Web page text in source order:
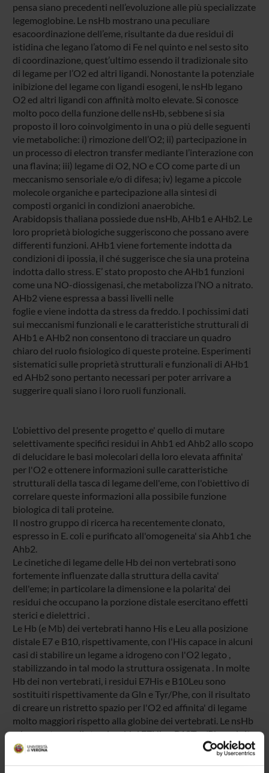
pensa siano precedenti nell’evoluzione alle più specializzate
legemoglobine. Le nsHb mostrano una peculiare
esacoordinazione dell’eme, risultante da due residui di
istidina che legano l’atomo di Fe nel quinto e nel sesto sito
di coordinazione, quest’ultimo essendo il tradizionale sito
di legame per l’O2 ed altri ligandi. Nonostante la potenziale
inibizione del legame con ligandi esogeni, le nsHb legano
O2 ed altri ligandi con affinità molto elevate. Si conosce
molto poco della funzione delle nsHb, sebbene si sia
proposto il loro coinvolgimento in una o più delle seguenti
vie metaboliche: i) rimozione dell’O2; ii) partecipazione in
un processo di electron transfer mediante l’interazione con
una flavina; iii) legame di O2, NO e CO come parte di un
meccanismo sensoriale e/o di difesa; iv) legame a piccole
molecole organiche e partecipazione alla sintesi di
composti organici in condizioni anaerobiche.
Arabidopsis thaliana possiede due nsHb, AHb1 e AHb2. Le
loro proprietà biologiche suggeriscono che possano avere
differenti funzioni. AHb1 viene fortemente indotta da
condizioni di ipossia, il ché suggerisce che sia una proteina
indotta dallo stress. E’ stato proposto che AHb1 funzioni
come una NO-diossigenasi, che metabolizza l’NO a nitrato.
AHb2 viene espressa a bassi livelli nelle
foglie e viene indotta da stress da freddo. I pochissimi dati
sui meccanismi funzionali e le caratteristiche strutturali di
AHb1 e AHb2 non consentono di tracciare un quadro
chiaro del ruolo fisiologico di queste proteine. Esperimenti
sistematici sulle proprietà strutturali e funzionali di AHb1
ed AHb2 sono pertanto necessari per poter arrivare a
suggerire quali siano i loro ruoli funzionali.
L'obiettivo del presente progetto e' quello di mutare
selettivamente specifici residui in Ahb1 ed Ahb2 allo scopo
di delucidare le basi molecolari della loro elevata affinita'
per l'O2 e ottenere informazioni sulle caratteristiche
strutturali della tasca di legame dell'eme, con l'obiettivo di
correlare queste informazioni alla possibile funzione
biologica di tali proteine.
Il nostro gruppo di ricerca ha recentemente clonato,
espresso in E. coli e purificato all'omogeneita' sia Ahb1 che
Ahb2.
Le cinetiche di legame delle Hb dei non vertebrati sono
fortemente influenzate dalla struttura della cavita'
dell'eme; in particolare la dimensione e la polarita' dei
residui che occupano la porzione distale esercitano effetti
sterici e dielettrici .
Le Hb (e Mb) dei vertebrati hanno His e Leu alla posizione
distale E7 e B10, rispettivamente, con l'His capace in alcuni
casi di stabilire un legame a idrogeno con l'O2 legato ,
stabilizzando in tal modo la struttura ossigenata . In molte
Hb dei non vertebrati, i residui E7His e B10Leu sono
sostituiti rispettivamente da Gln e Tyr/Phe, con il risultato
di creare un ristretto spazio per l'O2 ed affinita' di legame
molto maggiori rispetto alla globine dei vertebrati. Le nsHb
, che mostrano gli stessi residui E7His e B10Tyr/Phe nel sito
distale, possiedono elevata affinita' per l'O2 , dovuta
principalmente alle basse costanti di dissociazione. Si